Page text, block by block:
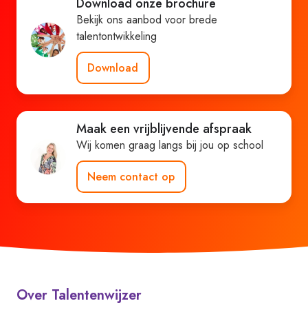
Download onze brochure
Bekijk ons aanbod voor brede
talentontwikkeling
Download
Maak een vrijblijvende afspraak
Wij komen graag langs bij jou op school
Neem contact op
Over Talentenwijzer